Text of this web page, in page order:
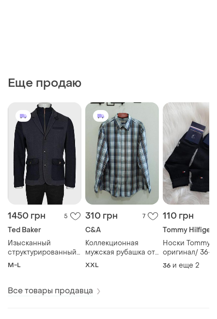
Еще продаю
1450 грн 5
Ted Baker
Изысканный
структурированный
мужской пиджак ted
46-48
M-L
310 грн 7
C&A
Коллекционная
мужская рубашка от
c&amp;a (коллекция
XXL
110 грн
Tommy Hilfiger
Носки Tommy
оригинал/ 36-
36 и еще 2
Все товары продавца